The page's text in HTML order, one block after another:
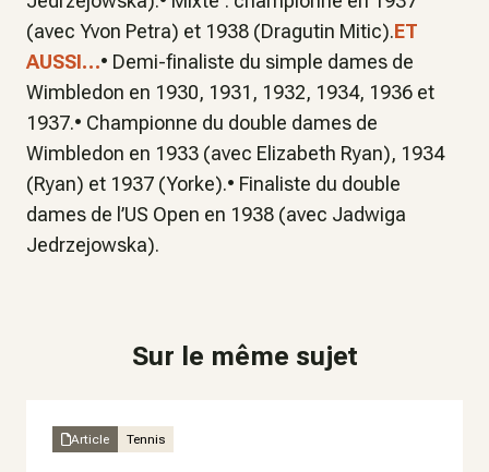
(avec Yvon Petra) et 1938 (Dragutin Mitic).ET
AUSSI…• Demi-finaliste du simple dames de
Wimbledon en 1930, 1931, 1932, 1934, 1936 et
1937.• Championne du double dames de
Wimbledon en 1933 (avec Elizabeth Ryan), 1934
(Ryan) et 1937 (Yorke).• Finaliste du double
dames de l’US Open en 1938 (avec Jadwiga
Jedrzejowska).
Sur le même sujet
Article Tennis